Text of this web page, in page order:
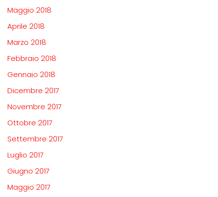
Maggio 2018
Aprile 2018
Marzo 2018
Febbraio 2018
Gennaio 2018
Dicembre 2017
Novembre 2017
Ottobre 2017
Settembre 2017
Luglio 2017
Giugno 2017
Maggio 2017